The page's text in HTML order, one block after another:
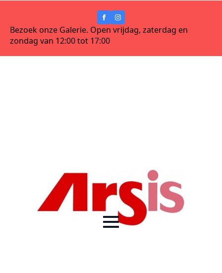
Bezoek onze Galerie. Open vrijdag, zaterdag en
zondag van 12:00 tot 17:00